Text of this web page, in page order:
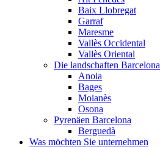
Baix Llobregat
Garraf
Maresme
Vallès Occidental
Vallès Oriental
Die landschaften Barcelona
Anoia
Bages
Moianès
Osona
Pyrenäen Barcelona
Berguedà
Was möchten Sie unternehmen